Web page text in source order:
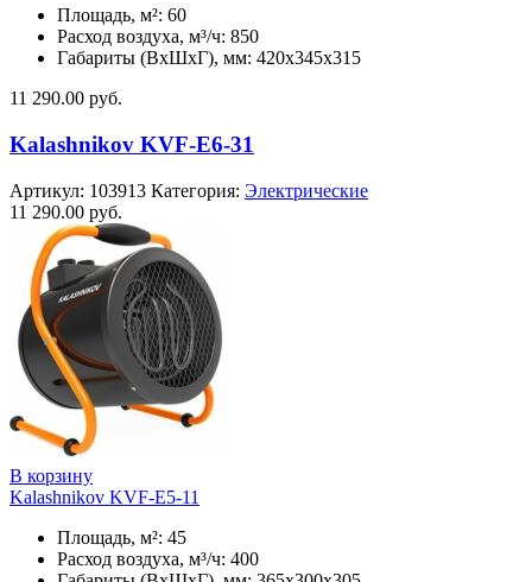
Площадь, м²: 60
Расход воздуха, м³/ч: 850
Габариты (ВхШхГ), мм: 420x345x315
11 290.00 руб.
Kalashnikov KVF-E6-31
Артикул: 103913 Категория: Электрические
11 290.00 руб.
В корзину
Kalashnikov KVF-E5-11
Площадь, м²: 45
Расход воздуха, м³/ч: 400